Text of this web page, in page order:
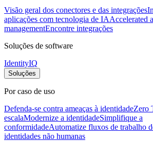
Visão geral dos conectores e das integrações
aplicações com tecnologia de IAAccelerated
managementEncontre integrações
Soluções de software
IdentityIQ
Soluções
Por caso de uso
Defenda-se contra ameaças à identidadeZero
escalaModernize a identidadeSimplifique a
conformidadeAutomatize fluxos de trabalho
identidades não humanas